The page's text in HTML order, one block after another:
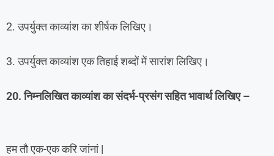
2. उपर्युक्त काव्यांश का शीर्षक लिखिए।
3. उपर्युक्त काव्यांश एक तिहाई शब्दों में सारांश लिखिए।
20. निम्नलिखित काव्यांश का संदर्भ-प्रसंग सहित भावार्थ लिखिए –
हम तौ एक-एक करि जांनां |